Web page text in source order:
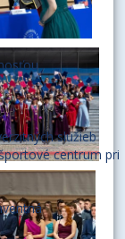
služieb
centrum pri